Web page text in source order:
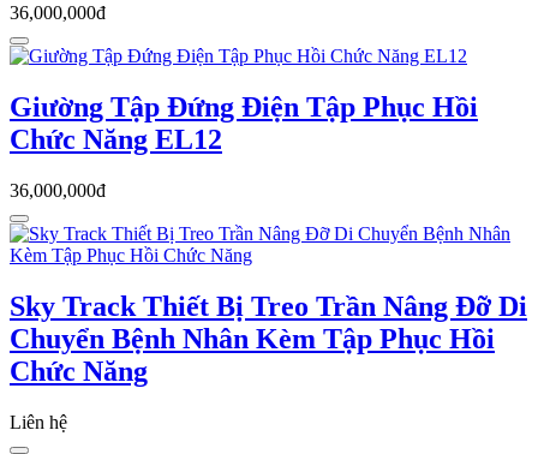
36,000,000đ
Giường Tập Đứng Điện Tập Phục Hồi
Chức Năng EL12
36,000,000đ
Sky Track Thiết Bị Treo Trần Nâng Đỡ Di
Chuyển Bệnh Nhân Kèm Tập Phục Hồi
Chức Năng
Liên hệ